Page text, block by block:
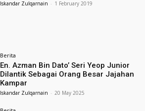
Iskandar Zulqarnain - 1 February 2019
Berita
En. Azman Bin Dato’ Seri Yeop Junior
Dilantik Sebagai Orang Besar Jajahan
Kampar
Iskandar Zulqarnain - 20 May 2025